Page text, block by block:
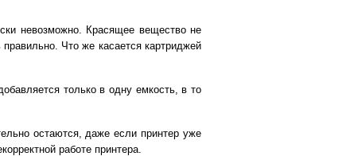
невозможно. Красящее вещество не
Что же касается картриджей
только в одну емкость, в то
остаются, даже если принтер уже
работе принтера.